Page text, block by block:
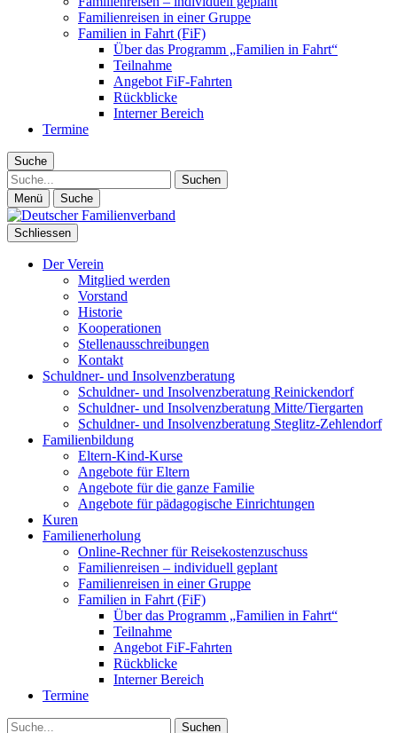
Familienreisen in einer Gruppe
Familien in Fahrt (FiF)
Über das Programm „Familien in Fahrt“
Teilnahme
Angebot FiF-Fahrten
Rückblicke
Interner Bereich
Termine
Suche
Suche
Menü Suche
Schliessen
Der Verein
Mitglied werden
Vorstand
Historie
Kooperationen
Stellenausschreibungen
Kontakt
Schuldner- und Insolvenzberatung
Schuldner- und Insolvenzberatung Reinickendorf
Schuldner- und Insolvenzberatung Mitte/Tiergarten
Schuldner- und Insolvenzberatung Steglitz-Zehlendorf
Familienbildung
Eltern-Kind-Kurse
Angebote für Eltern
Angebote für die ganze Familie
Angebote für pädagogische Einrichtungen
Kuren
Familienerholung
Online-Rechner für Reisekostenzuschuss
Familienreisen – individuell geplant
Familienreisen in einer Gruppe
Familien in Fahrt (FiF)
Über das Programm „Familien in Fahrt“
Teilnahme
Angebot FiF-Fahrten
Rückblicke
Interner Bereich
Termine
Suche